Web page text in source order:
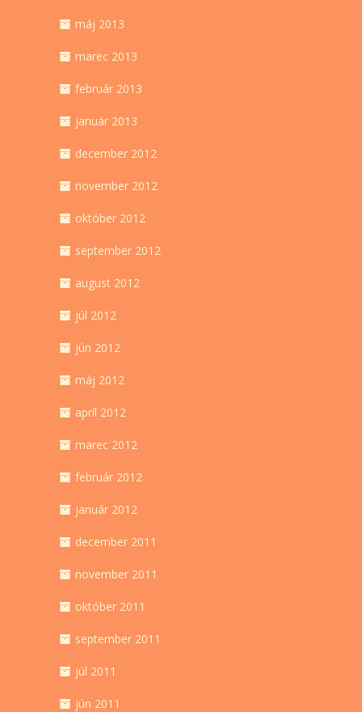
máj 2013
marec 2013
február 2013
január 2013
december 2012
november 2012
október 2012
september 2012
august 2012
júl 2012
jún 2012
máj 2012
apríl 2012
marec 2012
február 2012
január 2012
december 2011
november 2011
október 2011
september 2011
júl 2011
jún 2011